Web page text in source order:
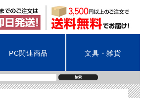
PC関連商品 文具・雑貨
検索